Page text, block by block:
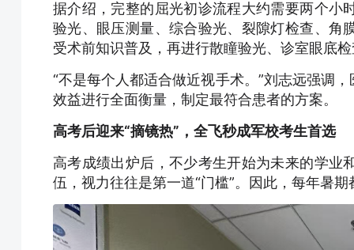
据介绍，完整的屈光初诊流程大约需要两个小
验光、眼压测量、综合验光、裂隙灯检查、角
受术前知识普及，再进行散瞳验光、诊室眼底
“不是每个人都适合做近视手术。”刘志远强调
效益进行全面衡量，制定最符合患者的方案。
高考后迎来“摘镜热”，全飞秒成军校考生首选
高考成绩出炉后，不少考生开始为未来的学业
伍，视力往往是第一道“门槛”。因此，每年暑